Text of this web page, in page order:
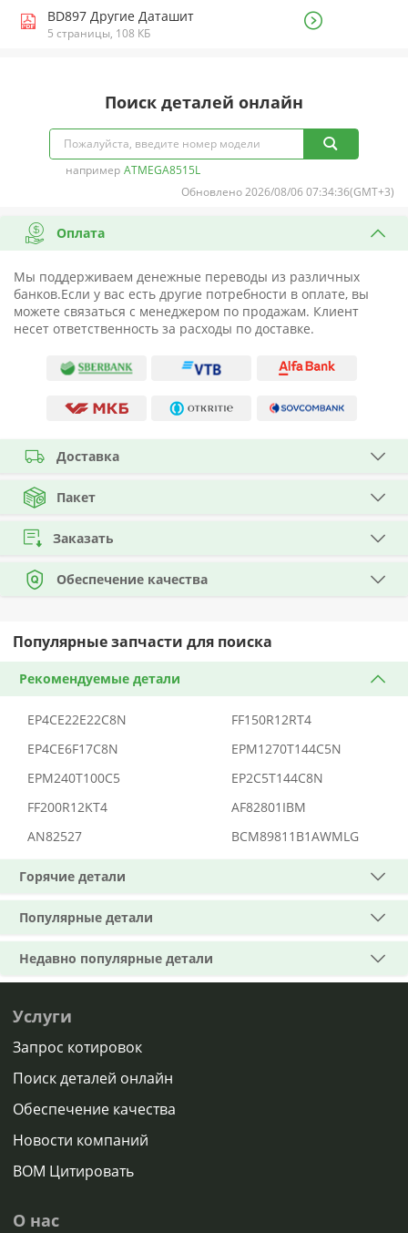
BD897 Другие Даташит
5 страницы, 108 КБ
Поиск деталей онлайн
например ATMEGA8515L
Обновлено 2026/08/06 07:34:36(GMT+3)
Оплата
Мы поддерживаем денежные переводы из различных
банков.Если у вас есть другие потребности в оплате, вы
можете связаться с менеджером по продажам. Клиент
несет ответственность за расходы по доставке.
Доставка
Пакет
Заказать
Обеспечение качества
Популярные запчасти для поиска
Рекомендуемые детали
EP4CE22E22C8N
FF150R12RT4
EP4CE6F17C8N
EPM1270T144C5N
EPM240T100C5
EP2C5T144C8N
FF200R12KT4
AF82801IBM
AN82527
BCM89811B1AWMLG
Горячие детали
Популярные детали
Недавно популярные детали
Услуги
Запрос котировок
Поиск деталей онлайн
Обеспечение качества
Новости компаний
BOM Цитировать
О нас